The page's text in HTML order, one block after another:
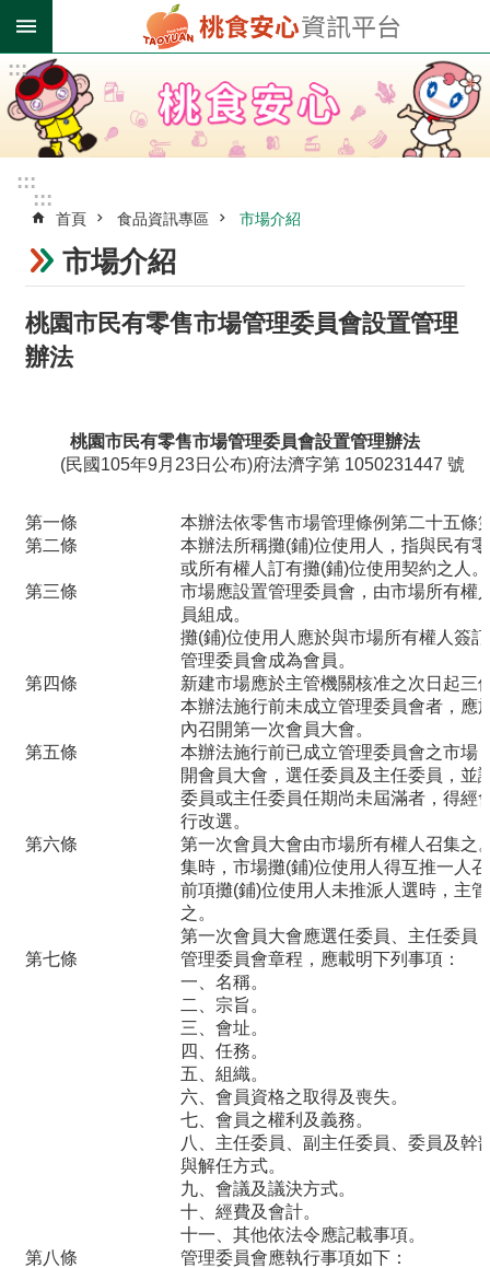
跳到主要內容區塊
進
階
搜
尋
業
者
登
專
區
事
件
專
區
新
業
食
專
:::
:::
:::
首頁 食品資訊專區 市場介紹
市場介紹
桃園市民有零售市場管理委員會設置管理
辦法
桃園市民有零售市場管理委員會設置管理辦法
(民國 105年9月23日公布)府法濟字第 1050231447 號
第一條
本辦法依零售市場管理條例第二十五條
第二條
本辦法所稱攤(鋪)位使用人，指與民有
或所有權人訂有攤(鋪)位使用契約之人。
第三條
市場應設置管理委員會，由市場所有權
員組成。
攤(鋪)位使用人應於與市場所有權人簽
管理委員會成為會員。
第四條
新建市場應於主管機關核准之次日起三
本辦法施行前未成立管理委員會者，應
內召開第一次會員大會。
第五條
本辦法施行前已成立管理委員會之市場
開會員大會，選任委員及主任委員，並
委員或主任委員任期尚未屆滿者，得經
行改選。
第六條
第一次會員大會由市場所有權人召集之
集時，市場攤(鋪)位使用人得互推一人
前項攤(鋪)位使用人未推派人選時，主
之。
第一次會員大會應選任委員、主任委員
第七條
管理委員會章程，應載明下列事項：
一、名稱。
二、宗旨。
三、會址。
四、任務。
五、組織。
六、會員資格之取得及喪失。
七、會員之權利及義務。
八、主任委員、副主任委員、委員及幹
與解任方式。
九、會議及議決方式。
十、經費及會計。
十一、其他依法令應記載事項。
第八條
管理委員會應執行事項如下：